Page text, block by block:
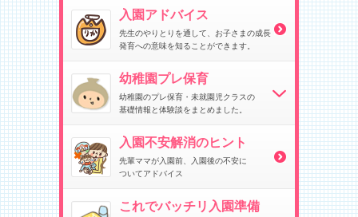
入園アドバイス
先生のやりとりを通して、お子さまの成長
発育への意味を知ることができます。
幼稚園プレ保育
幼稚園のプレ保育・未就園児クラスの
基礎情報と体験談をまとめました。
入園不安解消のヒント
先輩ママが入園前、入園後の不安に
ついてアドバイス
これでバッチリ入園準備